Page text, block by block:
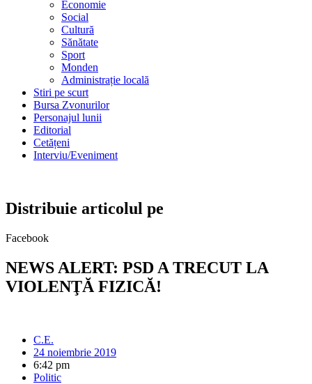
Economie
Social
Cultură
Sănătate
Sport
Monden
Administrație locală
Stiri pe scurt
Bursa Zvonurilor
Personajul lunii
Editorial
Cetățeni
Interviu/Eveniment
Distribuie articolul pe
Facebook
NEWS ALERT: PSD A TRECUT LA
VIOLENŢĂ FIZICĂ!
C.E.
24 noiembrie 2019
6:42 pm
Politic